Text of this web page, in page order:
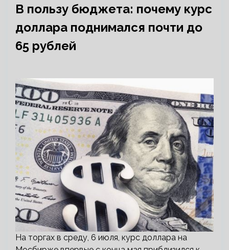
В пользу бюджета: почему курс
доллара поднимался почти до
65 рублей
На торгах в среду, 6 июля, курс доллара на